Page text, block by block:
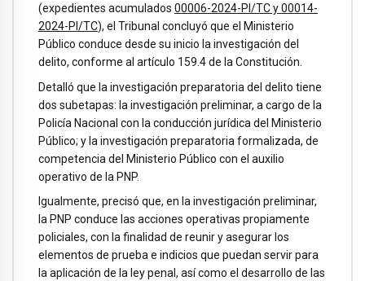
(expedientes acumulados 00006-2024-PI/TC y 00014-
2024-PI/TC), el Tribunal concluyó que el Ministerio
Público conduce desde su inicio la investigación del
delito, conforme al artículo 159.4 de la Constitución.
Detalló que la investigación preparatoria del delito tiene
dos subetapas: la investigación preliminar, a cargo de la
Policía Nacional con la conducción jurídica del Ministerio
Público; y la investigación preparatoria formalizada, de
competencia del Ministerio Público con el auxilio
operativo de la PNP.
Igualmente, precisó que, en la investigación preliminar,
la PNP conduce las acciones operativas propiamente
policiales, con la finalidad de reunir y asegurar los
elementos de prueba e indicios que puedan servir para
la aplicación de la ley penal, así como el desarrollo de las